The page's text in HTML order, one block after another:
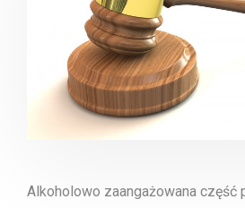
Alkoholowo zaangażowana część